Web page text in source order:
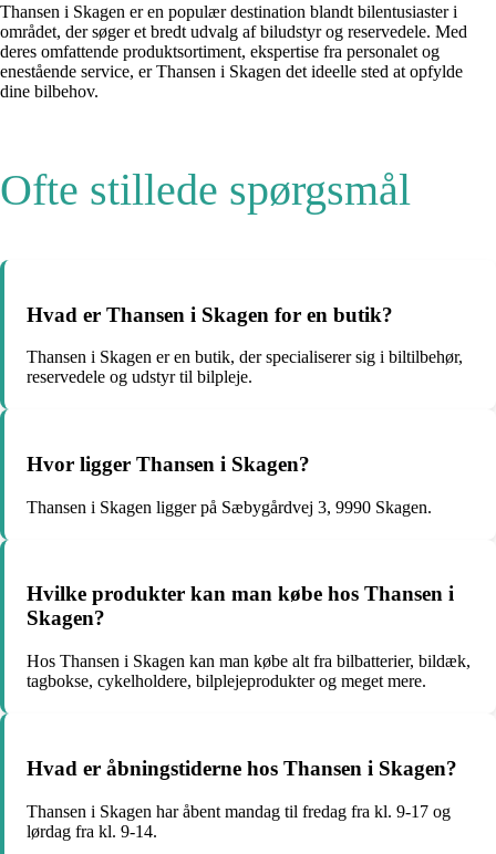
Thansen i Skagen er en populær destination blandt bilentusiaster i
området, der søger et bredt udvalg af biludstyr og reservedele. Med
deres omfattende produktsortiment, ekspertise fra personalet og
enestående service, er Thansen i Skagen det ideelle sted at opfylde
dine bilbehov.
Ofte stillede spørgsmål
Hvad er Thansen i Skagen for en butik?
Thansen i Skagen er en butik, der specialiserer sig i biltilbehør,
reservedele og udstyr til bilpleje.
Hvor ligger Thansen i Skagen?
Thansen i Skagen ligger på Sæbygårdvej 3, 9990 Skagen.
Hvilke produkter kan man købe hos Thansen i
Skagen?
Hos Thansen i Skagen kan man købe alt fra bilbatterier, bildæk,
tagbokse, cykelholdere, bilplejeprodukter og meget mere.
Hvad er åbningstiderne hos Thansen i Skagen?
Thansen i Skagen har åbent mandag til fredag fra kl. 9-17 og
lørdag fra kl. 9-14.